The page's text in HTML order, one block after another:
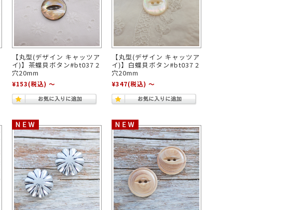
【丸型(デザイン キャッツア
イ)】茶蝶貝ボタン#bt037 2
穴20mm
¥153(税込) ～
【丸型(デザイン キャッツア
イ)】白蝶貝ボタン#bt037 2
穴20mm
¥347(税込) ～